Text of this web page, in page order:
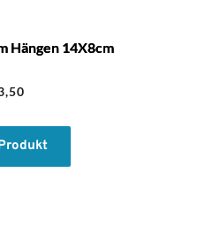
Hängen 14X8cm